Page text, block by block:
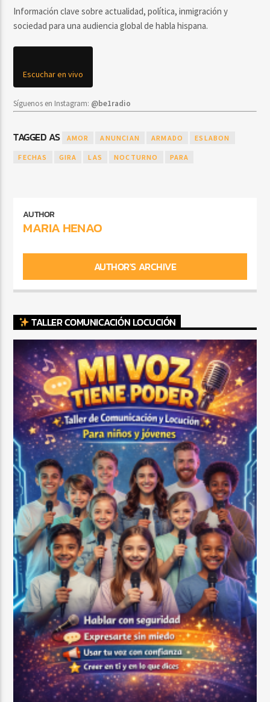
Información clave sobre actualidad, política, inmigración y
sociedad para una audiencia global de habla hispana.
Escuchar en vivo
Síguenos en Instagram: @be1radio
TAGGED AS AMOR ANUNCIAN ARMADO ESLABON
FECHAS GIRA LAS NOCTURNO PARA
AUTHOR
MARIA HENAO
AUTHOR'S ARCHIVE
TALLER COMUNICACIÓN LOCUCIÓN